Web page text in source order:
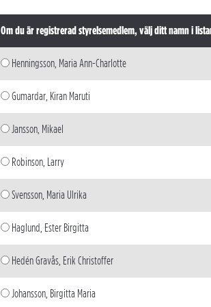
Om du är registrerad styrelsemedlem, välj ditt namn i
Henningsson, Maria Ann-Charlotte
Gumardar, Kiran Maruti
Jansson, Mikael
Robinson, Larry
Svensson, Maria Ulrika
Haglund, Ester Birgitta
Hedén Gravås, Erik Christoffer
Johansson, Birgitta Maria